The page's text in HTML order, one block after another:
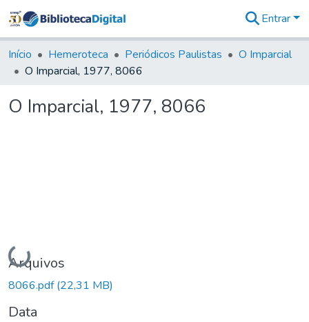
&
Coleções
Tudo na
Digital
Entrar
Início Hemeroteca Periódicos Paulistas
O Imparcial
O Imparcial, 1977, 8066
O Imparcial, 1977, 8066
Carregando...
Arquivos
8066.pdf(22,31 MB)
Data